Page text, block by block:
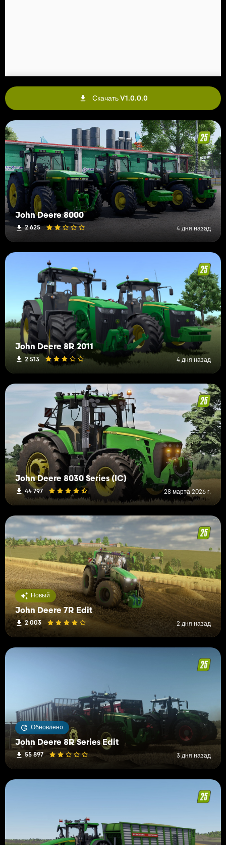
Скачать V1.0.0.0
John Deere 8000
2 625 4 дня назад
John Deere 8R 2011
2 513 4 дня назад
John Deere 8030 Series (IC)
44 797 28 марта 2026 г.
Новый
John Deere 7R Edit
2 003 2 дня назад
Обновлено
John Deere 8R Series Edit
55 897 3 дня назад